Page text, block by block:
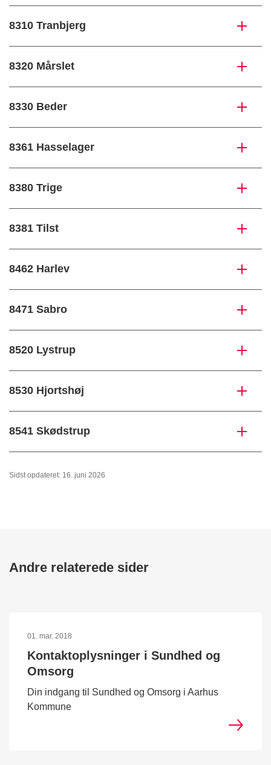
8310 Tranbjerg
8320 Mårslet
8330 Beder
8361 Hasselager
8380 Trige
8381 Tilst
8462 Harlev
8471 Sabro
8520 Lystrup
8530 Hjortshøj
8541 Skødstrup
Sidst opdateret: 16. juni 2026
Andre relaterede sider
01. mar. 2018
Kontaktoplysninger i Sundhed og
Omsorg
Din indgang til Sundhed og Omsorg i Aarhus
Kommune